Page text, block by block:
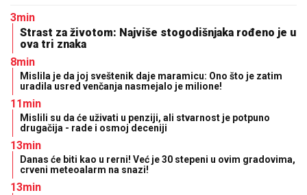
3min
Strast za životom: Najviše stogodišnjaka rođeno je u
ova tri znaka
8min
Mislila je da joj sveštenik daje maramicu: Ono što je zatim
uradila usred venčanja nasmejalo je milione!
11min
Mislili su da će uživati u penziji, ali stvarnost je potpuno
drugačija - rade i osmoj deceniji
13min
Danas će biti kao u rerni! Već je 30 stepeni u ovim gradovima,
crveni meteoalarm na snazi!
13min